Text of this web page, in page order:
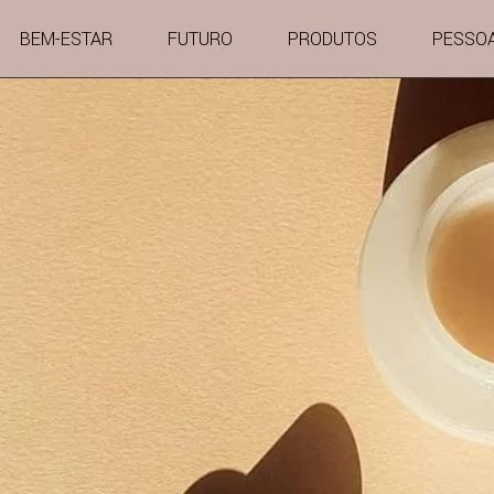
BEM-ESTAR FUTURO PRODUTOS